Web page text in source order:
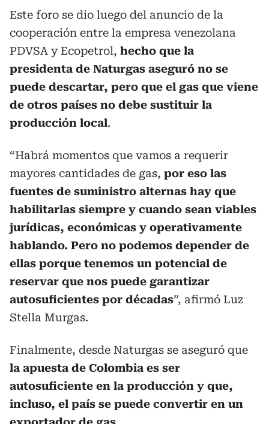
Este foro se dio luego del anuncio de la
cooperación entre la empresa venezolana
PDVSA y Ecopetrol, hecho que la
presidenta de Naturgas aseguró no se
puede descartar, pero que el gas que viene
de otros países no debe sustituir la
producción local.
“Habrá momentos que vamos a requerir
mayores cantidades de gas, por eso las
fuentes de suministro alternas hay que
habilitarlas siempre y cuando sean viables
jurídicas, económicas y operativamente
hablando. Pero no podemos depender de
ellas porque tenemos un potencial de
reservar que nos puede garantizar
autosuficientes por décadas”, afirmó Luz
Stella Murgas.
Finalmente, desde Naturgas se aseguró que
la apuesta de Colombia es ser
autosuficiente en la producción y que,
incluso, el país se puede convertir en un